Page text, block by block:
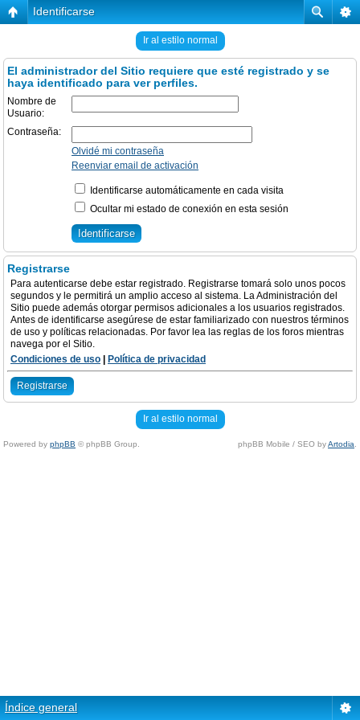
Identificarse
Ir al estilo normal
El administrador del Sitio requiere que esté registrado y se
haya identificado para ver perfiles.
Nombre de
Usuario:
Contraseña:
Olvidé mi contraseña
Reenviar email de activación
Identificarse automáticamente en cada visita
Ocultar mi estado de conexión en esta sesión
Registrarse
Para autenticarse debe estar registrado. Registrarse tomará solo unos pocos
segundos y le permitirá un amplio acceso al sistema. La Administración del
Sitio puede además otorgar permisos adicionales a los usuarios registrados.
Antes de identificarse asegúrese de estar familiarizado con nuestros términos
de uso y políticas relacionadas. Por favor lea las reglas de los foros mientras
navega por el Sitio.
Condiciones de uso
Política de privacidad
Registrarse
Ir al estilo normal
Powered by phpBB © phpBB Group. phpBB Mobile / SEO byArtodia
Índice general